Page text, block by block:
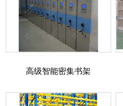
高级智能密集书架